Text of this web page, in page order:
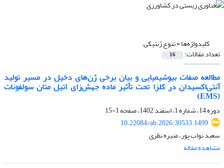
کلیدواژه‌ها =تنوع ژنتیکی
تعداد مقالات: 16
مطالعه صفات بیوشیمیایی و بیان برخی ژن‌های دخیل در مسیر تولید
آنتی‌اکسیدان در کلزا تحت تأثیر ماده جهش‌زای اتیل متان سولفونات
(EMS)
دوره 14، شماره 1، اسفند 1402، صفحه
1-15
10.22084/ab.2026.30533.1499
سعید نواب پور، منیره نظری
مشاهده مقاله